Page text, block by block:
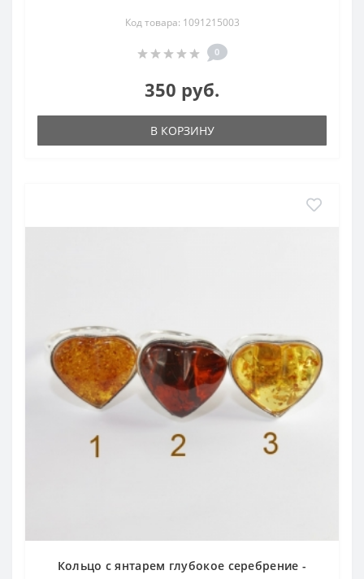
Код товара: 1091215003
0
350 руб.
В КОРЗИНУ
Кольцо с янтарем глубокое серебрение -